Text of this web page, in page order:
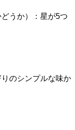
うか）：星が5つ
のシンプルな味か